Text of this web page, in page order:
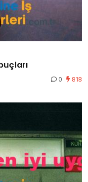
0 818